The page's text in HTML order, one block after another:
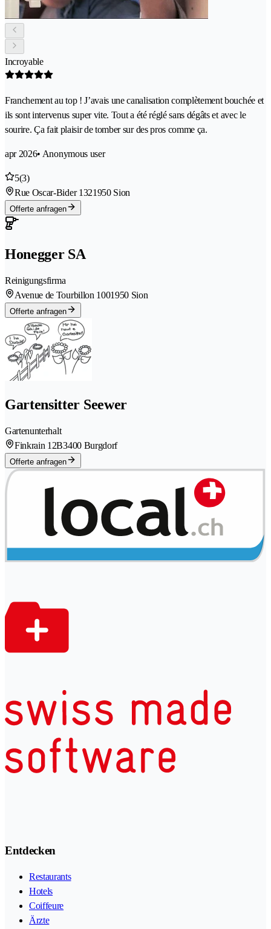
Incroyable
Franchement au top ! J’avais une canalisation complètement bouchée et
ils sont intervenus super vite. Tout a été réglé sans dégâts et avec le
sourire. Ça fait plaisir de tomber sur des pros comme ça.
apr 2026• Anonymous user
5(3)
Rue Oscar-Bider 1321950 Sion
Offerte anfragen
Honegger SA
Reinigungsfirma
Avenue de Tourbillon 1001950 Sion
Offerte anfragen
Gartensitter Seewer
Gartenunterhalt
Finkrain 12B3400 Burgdorf
Offerte anfragen
Entdecken
Restaurants
Hotels
Coiffeure
Ärzte